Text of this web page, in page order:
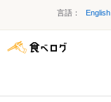
言語： English